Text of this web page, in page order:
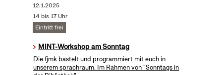
12.1.2025
14 bis 17 Uhr
Eintritt frei
MINT-Workshop am Sonntag
Die fjmk bastelt und programmiert mit euch in
unserem sprachraum. Im Rahmen von "Sonntags in